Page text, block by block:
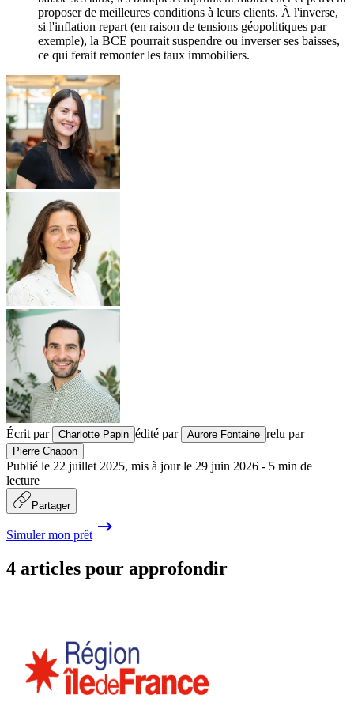
proposer de meilleures conditions à leurs clients. À l'inverse,
si l'inflation repart (en raison de tensions géopolitiques par
exemple), la BCE pourrait suspendre ou inverser ses baisses,
ce qui ferait remonter les taux immobiliers.
Écrit par Charlotte Papin édité par Aurore Fontaine relu par
Pierre Chapon
Publié le 22 juillet 2025, mis à jour le 29 juin 2026 - 5 min de
lecture
Partager
Simuler mon prêt
4 articles pour approfondir